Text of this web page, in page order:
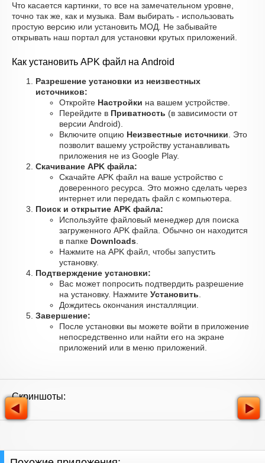
Что касается картинки, то все на замечательном уровне,
точно так же, как и музыка. Вам выбирать - использовать
простую версию или установить МОД. Не забывайте
открывать наш портал для установки крутых приложений.
Как установить APK файл на Android
Разрешение установки из неизвестных
источников:
Откройте Настройки на вашем устройстве.
Перейдите в Приватность (в зависимости от
версии Android).
Включите опцию Неизвестные источники . Это
позволит вашему устройству устанавливать
приложения не из Google Play.
Скачивание APK файла:
Скачайте APK файл на ваше устройство с
доверенного ресурса. Это можно сделать через
интернет или передать файл с компьютера.
Поиск и открытие APK файла:
Используйте файловый менеджер для поиска
загруженного APK файла. Обычно он находится
в папке Downloads
Нажмите на APK файл, чтобы запустить
установку.
Подтверждение установки:
Вас может попросить подтвердить разрешение
на установку. Нажмите Установить
Дождитесь окончания инсталляции.
Завершение:
После установки вы можете войти в приложение
непосредственно или найти его на экране
приложений или в меню приложений.
Скриншоты: